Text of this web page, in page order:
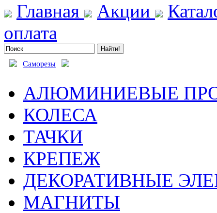
Главная Акции
оплата
Саморезы
АЛЮМИНИЕВЫЕ
КОЛЕСА
ТАЧКИ
КРЕПЕЖ
ДЕКОРАТИВНЫЕ
МАГНИТЫ